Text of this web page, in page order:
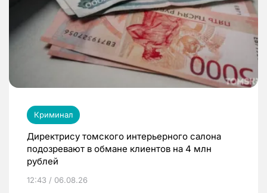
Криминал
Директрису томского интерьерного салона
подозревают в обмане клиентов на 4 млн
рублей
12:43 / 06.08.26